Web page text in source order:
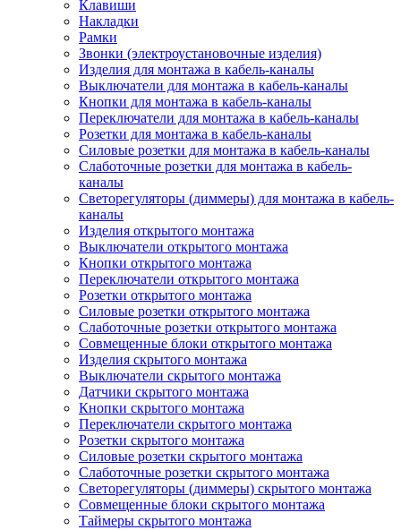
Клавиши
Накладки
Рамки
Звонки (электроустановочные изделия)
Изделия для монтажа в кабель-каналы
Выключатели для монтажа в кабель-каналы
Кнопки для монтажа в кабель-каналы
Переключатели для монтажа в кабель-каналы
Розетки для монтажа в кабель-каналы
Силовые розетки для монтажа в кабель-каналы
Слаботочные розетки для монтажа в кабель-
каналы
Светорегуляторы (диммеры) для монтажа в кабель-
каналы
Изделия открытого монтажа
Выключатели открытого монтажа
Кнопки открытого монтажа
Переключатели открытого монтажа
Розетки открытого монтажа
Силовые розетки открытого монтажа
Слаботочные розетки открытого монтажа
Совмещенные блоки открытого монтажа
Изделия скрытого монтажа
Выключатели скрытого монтажа
Датчики скрытого монтажа
Кнопки скрытого монтажа
Переключатели скрытого монтажа
Розетки скрытого монтажа
Силовые розетки скрытого монтажа
Слаботочные розетки скрытого монтажа
Светорегуляторы (диммеры) скрытого монтажа
Совмещенные блоки скрытого монтажа
Таймеры скрытого монтажа